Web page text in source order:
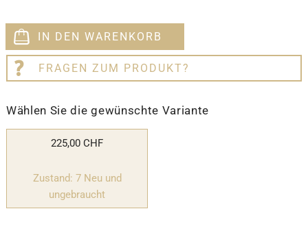
IN DEN WARENKORB
FRAGEN ZUM PRODUKT?
Wählen Sie die gewünschte Variante
225,00 CHF
Zustand: 7 Neu und
ungebraucht